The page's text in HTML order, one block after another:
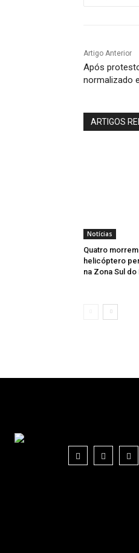
Artigo Anterior
Após
normalizado
ARTIGOS
Notícias
Quatro
helicóptero
na Zona Sul do